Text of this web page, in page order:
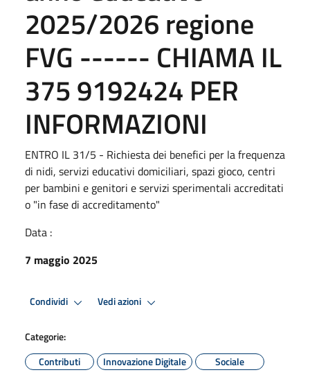
2025/2026 regione
FVG ------ CHIAMA IL
375 9192424 PER
INFORMAZIONI
ENTRO IL 31/5 - Richiesta dei benefici per la frequenza
di nidi, servizi educativi domiciliari, spazi gioco, centri
per bambini e genitori e servizi sperimentali accreditati
o "in fase di accreditamento"
Data :
7 maggio 2025
Condividi Vedi azioni
Categorie:
Contributi
Innovazione Digitale Sociale